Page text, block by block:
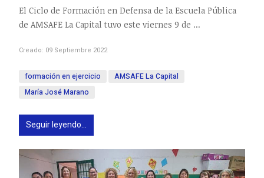
El Ciclo de Formación en Defensa de la Escuela Pública
de AMSAFE La Capital tuvo este viernes 9 de ...
Creado: 09 Septiembre 2022
formación en ejercicio
AMSAFE La Capital
María José Marano
Seguir leyendo...